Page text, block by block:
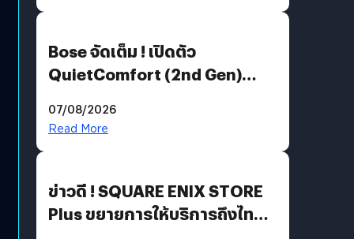
Bose จัดเต็ม ! เปิดตัว
QuietComfort (2nd Gen)
07/08/2026
Read More
ข่าวดี ! SQUARE ENIX STORE
Plus ขยายการให้บริการถึงไทย